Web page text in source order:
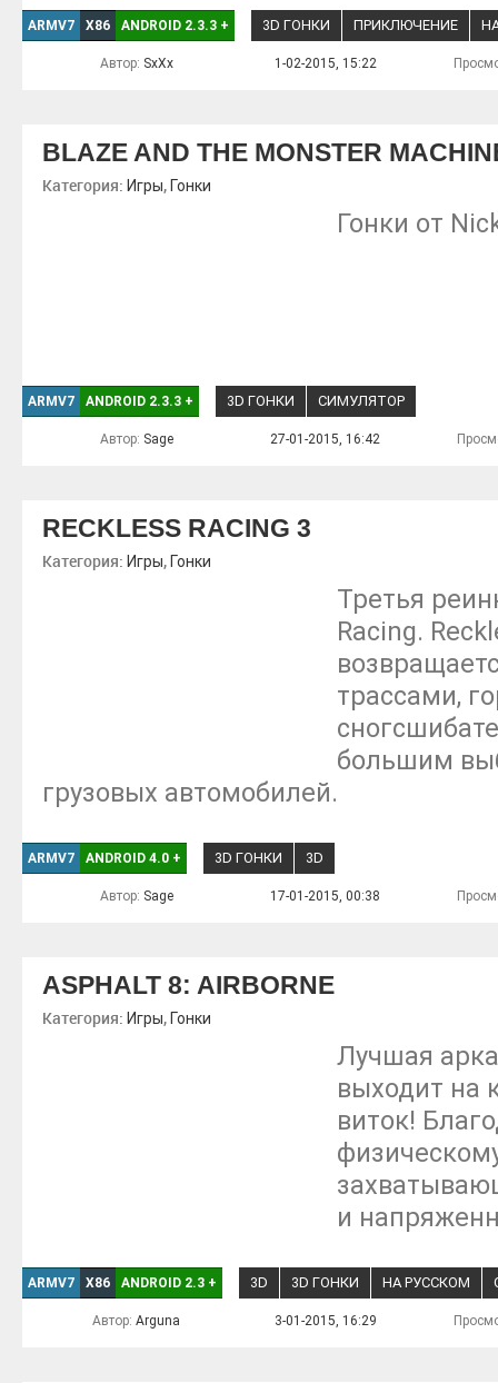
ARMV7 X86 ANDROID 2.3.3 + 3D ГОНКИ ПРИКЛЮЧЕНИЕ
Автор: SxXx 1-02-2015, 15:22
BLAZE AND THE MONSTER
Категория: Игры, Гонки
Гонки от
ARMV7 ANDROID 2.3.3 + 3D ГОНКИ СИМУЛЯТОР
Автор: Sage 27-01-2015, 16:42
RECKLESS RACING 3
Категория: Игры, Гонки
Третья
Racing.
трассами,
большим
грузовых автомобилей.
ARMV7 ANDROID 4.0 + 3D ГОНКИ 3D
Автор: Sage 17-01-2015, 00:38
ASPHALT 8: AIRBORNE
Категория: Игры, Гонки
Лучшая
выходит на
виток!
и
ARMV7 X86 ANDROID 2.3 + 3D 3D ГОНКИ НА РУССКОМ
Автор:Arguna 3-01-2015, 16:29